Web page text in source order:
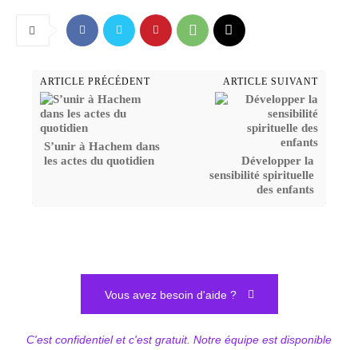
ARTICLE PRÉCÉDENT
S’unir à Hachem dans
les actes du quotidien
ARTICLE SUIVANT
Développer la
sensibilité spirituelle
des enfants
Vous avez besoin d'aide ?
C'est confidentiel et c'est gratuit. Notre équipe est disponible